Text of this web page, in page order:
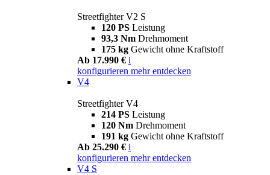
Streetfighter V2 S
120 PS Leistung
93,3 Nm Drehmoment
175 kg Gewicht ohne Kraftstoff
Ab 17.990 € i
konfigurieren mehr entdecken
V4
Streetfighter V4
214 PS Leistung
120 Nm Drehmoment
191 kg Gewicht ohne Kraftstoff
Ab 25.290 € i
konfigurieren mehr entdecken
V4 S